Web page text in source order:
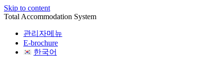
Skip to content
Total Accommodation System
관리자메뉴
E-brochure
한국어